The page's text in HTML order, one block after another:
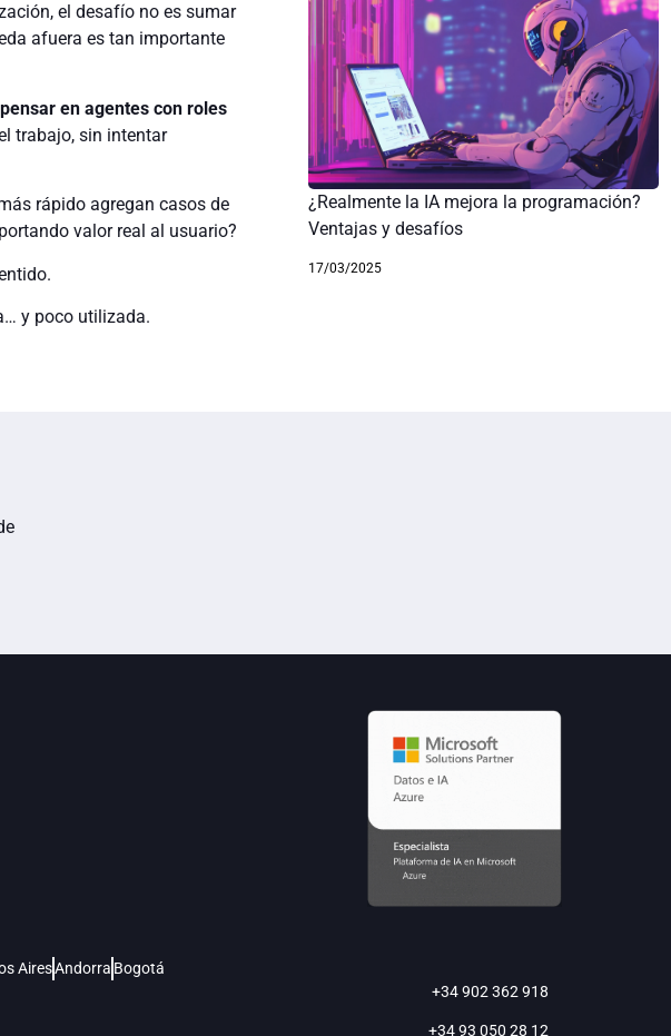
el desafío no es sumar
afuera es tan importante
pensar en agentes con roles
trabajo, sin intentar
rápido agregan casos de
valor real al usuario?
y poco utilizada.
¿Realmente la IA mejora la programación?
Ventajas y desafíos
17/03/2025
AiresAndorra Bogotá
+34 902 362 918
+34 93 050 28 12